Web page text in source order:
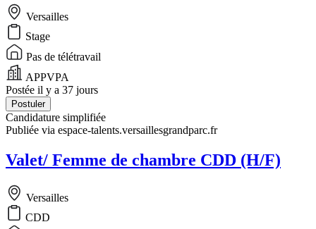
Versailles
Stage
Pas de télétravail
APPVPA
Postée il y a 37 jours
Postuler
Candidature simplifiée
Publiée via espace-talents.versaillesgrandparc.fr
Valet/ Femme de chambre CDD (H/F)
Versailles
CDD